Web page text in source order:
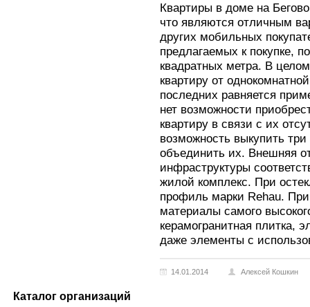
Квартиры в доме на
что являются отличным
других мобильных
предлагаемых к покупке,
квадратных метра. В
квартиру от
последних равняется
нет возможности
квартиру в связи с их
возможность выкупить
объединить их. Внешняя
инфраструктуры
жилой комплекс. При
профиль марки Rehau. При
материалы самого
керамогранитная плитка,
даже элементы с
14.01.2014 Алексей Кошкин
Каталог организаций